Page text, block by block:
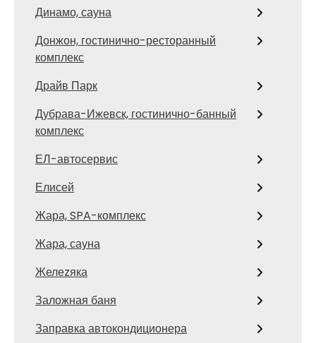
Динамо, сауна
Донжон, гостинично-ресторанный
комплекс
Драйв Парк
Дубрава-Ижевск, гостинично-банный
комплекс
ЕЛ-автосервис
Елисей
Жара, SPA-комплекс
Жара, сауна
Желеzяка
Заложная баня
Заправка автокондиционера